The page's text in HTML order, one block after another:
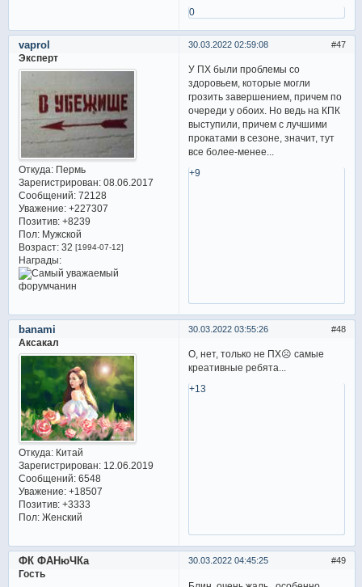
0
47
30.03.2022 02:59:08
vaprol
Эксперт
Откуда:Пермь
Зарегистрирован: 08.06.2017
Сообщений:72128
Уважение: +227307
Позитив: +8239
Пол:Мужской
Возраст:32 [1994-07-12]
Награды:
У ПХ были проблемы со
здоровьем, которые могли
грозить завершением, причем по
очереди у обоих. Но ведь на КПК
выступили, причем с лучшими
прокатами в сезоне, значит, тут
все более-менее...
+9
48
30.03.2022 03:55:26
banami
Аксакал
Откуда:Китай
Зарегистрирован: 12.06.2019
Сообщений:6548
Уважение: +18507
Позитив: +3333
Пол:Женский
О, нет, только не ПХ☹️ самые
креативные ребята...
+13
49
30.03.2022 04:45:25
ФК ФАНюЧКа
Гость